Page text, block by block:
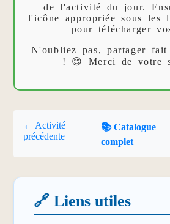
de l'activité du jour.
l'icône appropriée sous les
pour télécharger
N'oubliez pas, partager
! 😊 Merci de votre
← Activité
précédente
📚 Catalogue
complet
🔗 Liens utiles